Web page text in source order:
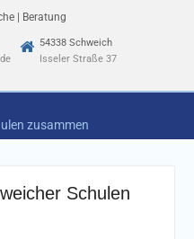
| Beratung
54338 Schweich
Isseler Straße 37
zusammen
Schulen